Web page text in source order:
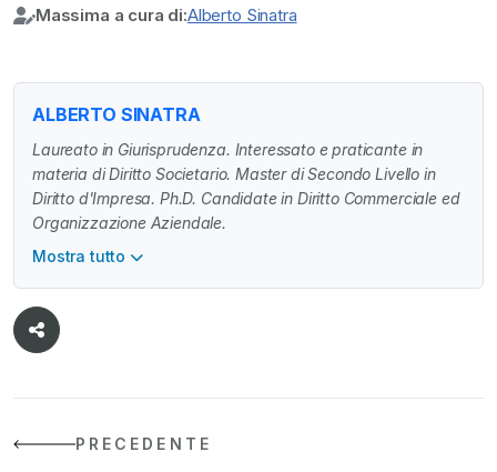
Massima a cura di:Alberto Sinatra
ALBERTO SINATRA
Laureato in Giurisprudenza. Interessato e praticante in
materia di Diritto Societario. Master di Secondo Livello in
Diritto d'Impresa. Ph.D. Candidate in Diritto Commerciale ed
Organizzazione Aziendale.
Mostra tutto
PRECEDENTE